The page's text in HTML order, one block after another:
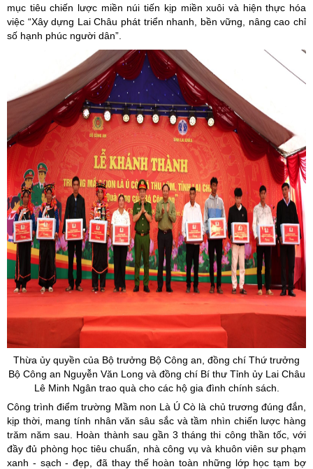
mục tiêu chiến lược miền núi tiến kịp miền xuôi và hiện thực hóa
việc “Xây dựng Lai Châu phát triển nhanh, bền vững, nâng cao chỉ
số hạnh phúc người dân”.
Thừa ủy quyền của Bộ trưởng Bộ Công an, đồng chí Thứ trưởng
Bộ Công an Nguyễn Văn Long và đồng chí Bí thư Tỉnh ủyLai Châu
Lê Minh Ngân trao quà cho các hộ gia đình chính sách.
Công trình điểm trường Mầm non Là Ú Cò là chủ trương đúng đắn,
kịp thời, mang tính nhân văn sâu sắc và tầm nhìn chiến lược hàng
trăm năm sau. Hoàn thành sau gần 3 tháng thi công thần tốc, với
đầy đủ phòng học tiêu chuẩn, nhà công vụ và khuôn viên sư phạm
xanh - sạch - đẹp, đã thay thế hoàn toàn những lớp học tạm bợ